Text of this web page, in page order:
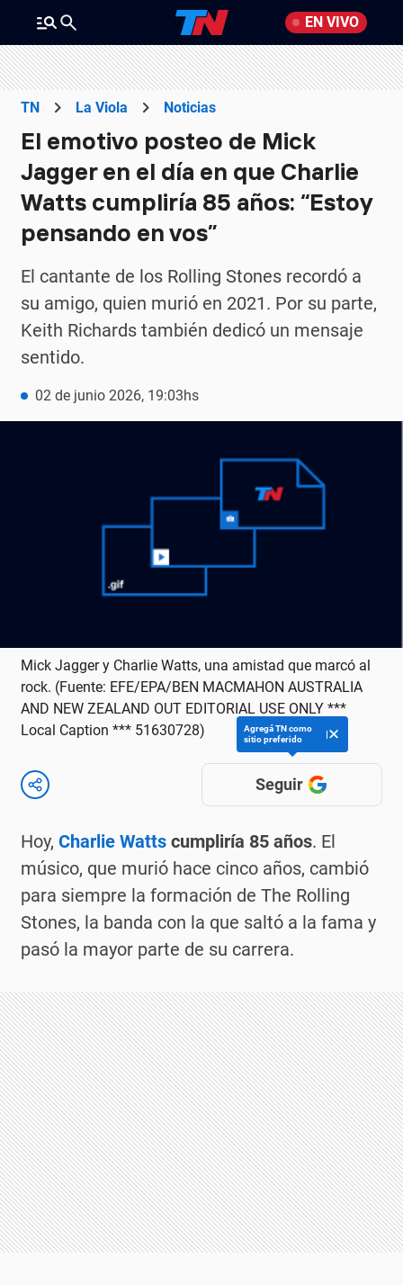
EN VIVO
TN La Viola Noticias
El emotivo posteo de Mick
Jagger en el día en que Charlie
Watts cumpliría 85 años: “Estoy
pensando en vos”
El cantante de los Rolling Stones recordó a
su amigo, quien murió en 2021. Por su parte,
Keith Richards también dedicó un mensaje
sentido.
02 de junio 2026, 19:03hs
Mick Jagger y Charlie Watts, una amistad que marcó al
rock. (Fuente: EFE/EPA/BEN MACMAHON AUSTRALIA
AND NEW ZEALAND OUT EDITORIAL USE ONLY ***
Local Caption *** 51630728)
Seguir
Agregá TN como
sitio preferido
Hoy, Charlie Watts cumpliría 85 años. El
músico, que murió hace cinco años, cambió
para siempre la formación de The Rolling
Stones, la banda con la que saltó a la fama y
pasó la mayor parte de su carrera.